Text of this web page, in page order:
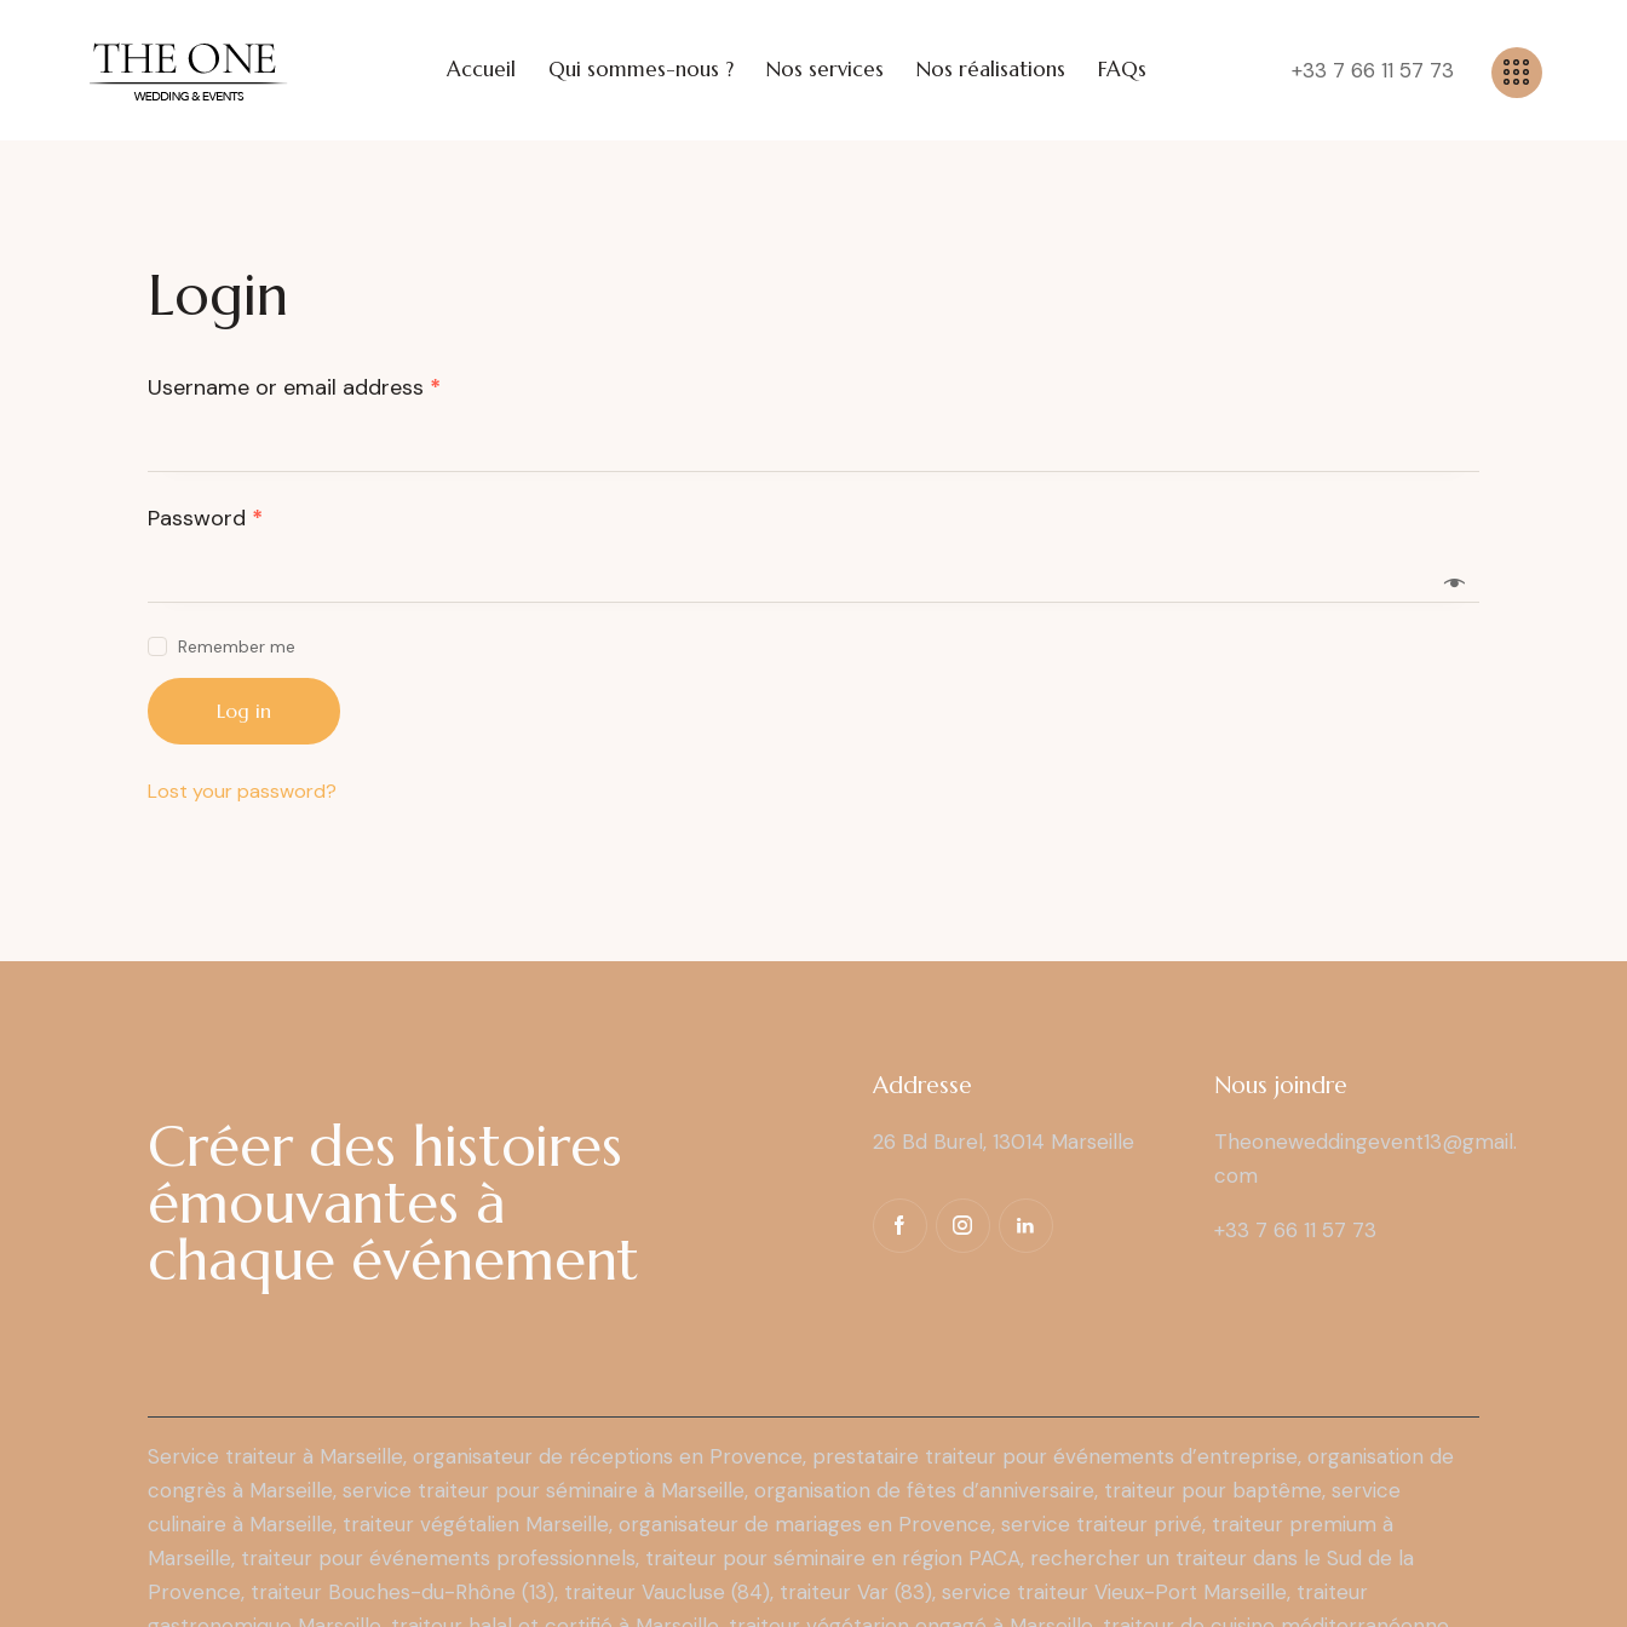
Accueil Qui sommes-nous ? Nos services Nos réalisations FAQs +33 7 66 11 57 73
Login
Username or email address *
Password *
Remember me
Log in
Lost your password?
Créer des histoires
émouvantes à
chaque événement
Addresse
26 Bd Burel, 13014 Marseille
Nous joindre
Theoneweddingevent13@gmail.
com
+33 7 66 11 57 73
Service traiteur à Marseille, organisateur de réceptions en Provence, prestataire traiteur pour événements d’entreprise, organisation de
congrès à Marseille, service traiteur pour séminaire à Marseille, organisation de fêtes d’anniversaire, traiteur pour baptême, service
culinaire à Marseille, traiteur végétalien Marseille, organisateur de mariages en Provence, service traiteur privé, traiteur premium à
Marseille, traiteur pour événements professionnels, traiteur pour séminaire en région PACA, rechercher un traiteur dans le Sud de la
Provence, traiteur Bouches-du-Rhône (13), traiteur Vaucluse (84), traiteur Var (83), service traiteur Vieux-Port Marseille, traiteur